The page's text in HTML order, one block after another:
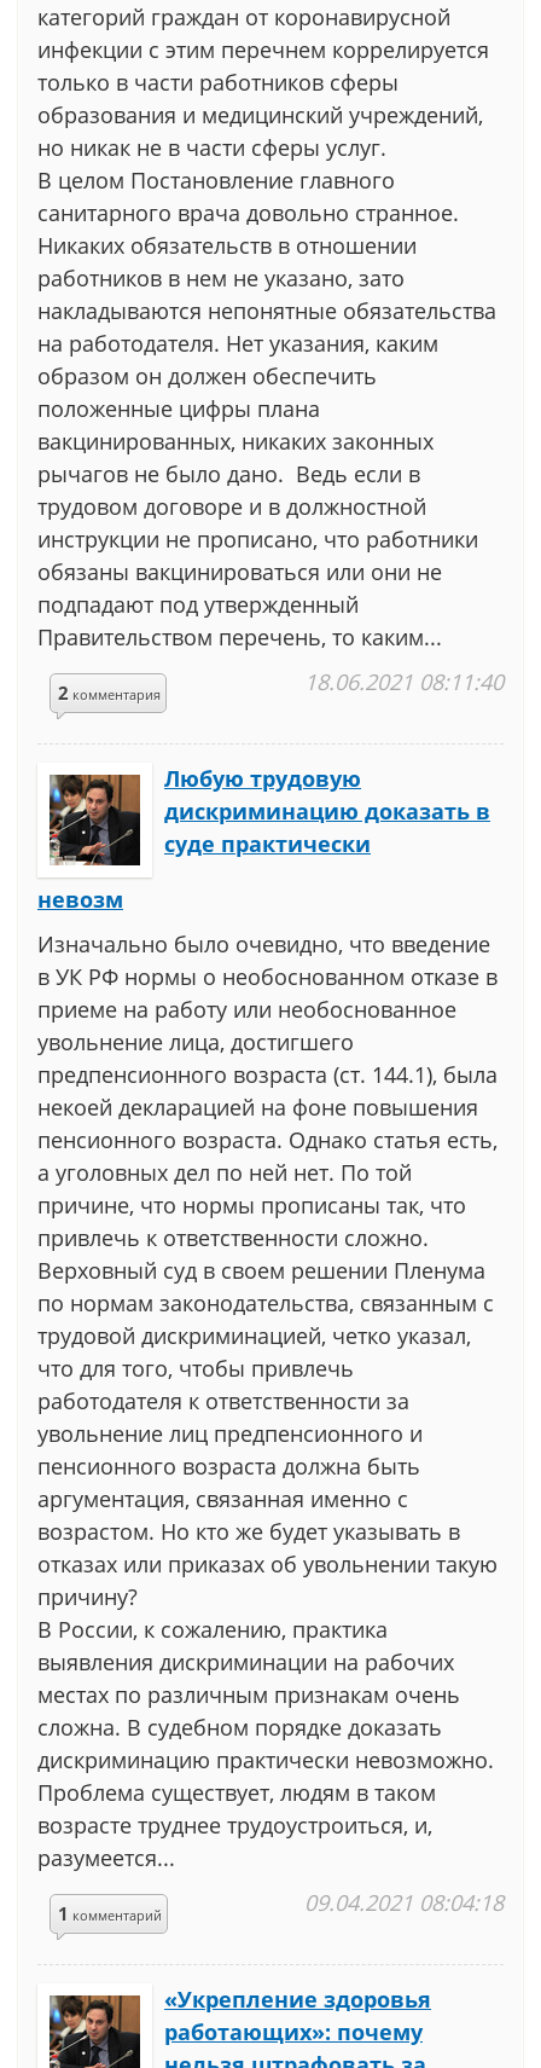
категорий граждан от коронавирусной
инфекции с этим перечнем коррелируется
только в части работников сферы
образования и медицинский учреждений,
но никак не в части сферы услуг.
В целом Постановление главного
санитарного врача довольно странное.
Никаких обязательств в отношении
работников в нем не указано, зато
накладываются непонятные обязательства
на работодателя. Нет указания, каким
образом он должен обеспечить
положенные цифры плана
вакцинированных, никаких законных
рычагов не было дано. Ведь если в
трудовом договоре и в должностной
инструкции не прописано, что работники
обязаны вакцинироваться или они не
подпадают под утвержденный
Правительством перечень, то каким...
2 комментария 18.06.2021 08:11:40
Любую трудовую
дискриминацию доказать в
суде практически
невозм
Изначально было очевидно, что введение
в УК РФ нормы о необоснованном отказе в
приеме на работу или необоснованное
увольнение лица, достигшего
предпенсионного возраста (ст. 144.1), была
некоей декларацией на фоне повышения
пенсионного возраста. Однако статья есть,
а уголовных дел по ней нет. По той
причине, что нормы прописаны так, что
привлечь к ответственности сложно.
Верховный суд в своем решении Пленума
по нормам законодательства, связанным с
трудовой дискриминацией, четко указал,
что для того, чтобы привлечь
работодателя к ответственности за
увольнение лиц предпенсионного и
пенсионного возраста должна быть
аргументация, связанная именно с
возрастом. Но кто же будет указывать в
отказах или приказах об увольнении такую
причину?
В России, к сожалению, практика
выявления дискриминации на рабочих
местах по различным признакам очень
сложна. В судебном порядке доказать
дискриминацию практически невозможно.
Проблема существует, людям в таком
возрасте труднее трудоустроиться, и,
разумеется...
1 комментарий 09.04.2021 08:04:18
«Укрепление здоровья
работающих»: почему